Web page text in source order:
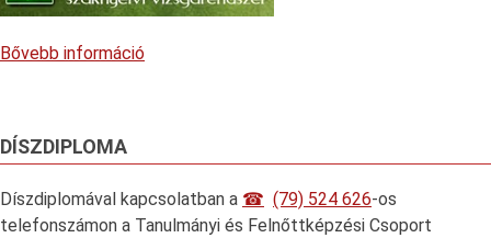
Bővebb információ
DÍSZDIPLOMA
Díszdiplomával kapcsolatban a (79) 524 626-os
telefonszámon a Tanulmányi és Felnőttképzési Csoport